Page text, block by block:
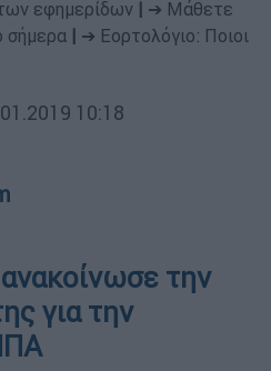
εφημερίδων
➔ Μάθετε
σήμερα
➔ Εορτολόγιο: Ποιοι
10:18
την
για την